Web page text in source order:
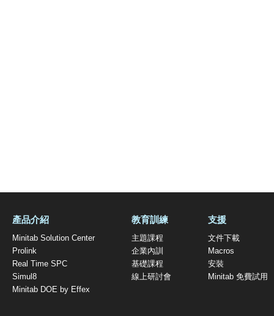
產品介紹
Minitab Solution Center
Prolink
Real Time SPC
Simul8
Minitab DOE by Effex
教育訓練
主題課程
企業內訓
基礎課程
線上研討會
支援
文件下載
Macros
安裝
Minitab 免費試用